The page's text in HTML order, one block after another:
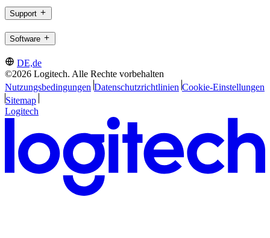
Support
Software
DE,de
©2026 Logitech. Alle Rechte vorbehalten
Nutzungsbedingungen Datenschutzrichtlinien Cookie-Einstellungen
Sitemap
Logitech